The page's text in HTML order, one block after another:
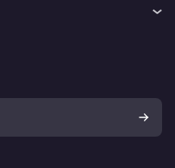
Dein Widerrufsrecht